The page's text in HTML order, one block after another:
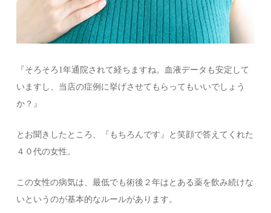
『そろそろ1年通院されて経ちますね。血液データも安定して
いますし、当店の症例に挙げさせてもらってもいいでしょう
か？』
とお聞きしたところ、『もちろんです』と笑顔で答えてくれた
４０代の女性。
この女性の病気は、最低でも術後２年はとある薬を飲み続けな
いというのが基本的なルールがあります。